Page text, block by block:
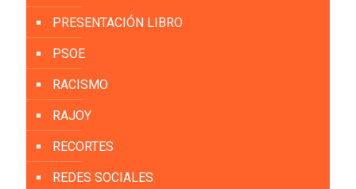
PRESENTACIÓN LIBRO
PSOE
RACISMO
RAJOY
RECORTES
REDES SOCIALES